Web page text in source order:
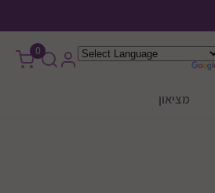
מציאון
0